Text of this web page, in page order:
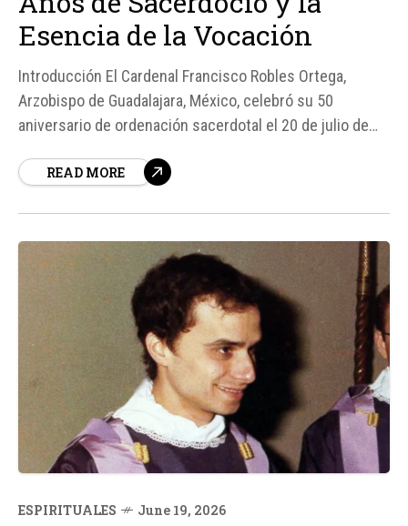
Esencia de la Vocación
Introducción El Cardenal Francisco Robles Ortega,
Arzobispo de Guadalajara, México, celebró su 50
aniversario de ordenación sacerdotal el 20 de julio de
incluye haber servido como Obispo de Toluca, Arzobispo
profundas sobre la vocación,...
READ MORE
ESPIRITUALES June 19, 2026